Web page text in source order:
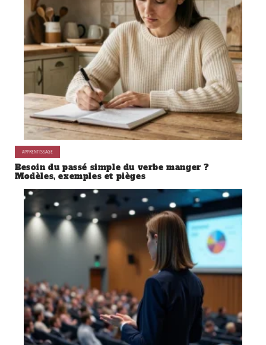
APPRENTISSAGE
Besoin du passé simple du verbe manger ?
Modèles, exemples et pièges